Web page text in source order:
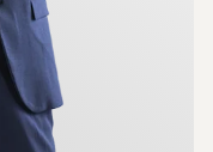
materialval
och marmorkakel
tvättdel
extra smidig.